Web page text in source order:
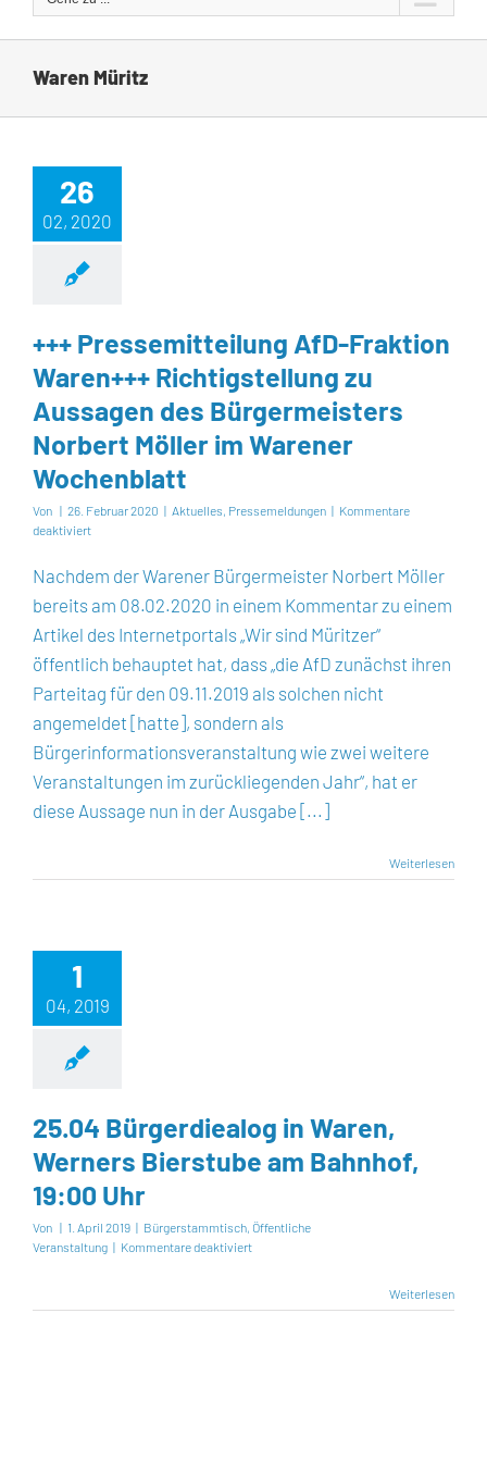
Waren Müritz
26
02, 2020
+++ Pressemitteilung AfD-Fraktion
Waren+++ Richtigstellung zu
Aussagen des Bürgermeisters
Norbert Möller im Warener
Wochenblatt
Von | 26. Februar 2020 | Aktuelles, Pressemeldungen | Kommentare
deaktiviertfür
Pressemitteilung
AfD-
Fraktion
Waren+++
Richtigstellung
zu
Aussagen
des
Bürgermeisters
Norbert
Möller
im
Wochenblatt
Nachdem der Warener Bürgermeister Norbert Möller
bereits am 08.02.2020 in einem Kommentar zu einem
Artikel des Internetportals „Wir sind Müritzer“
öffentlich behauptet hat, dass „die AfD zunächst ihren
Parteitag für den 09.11.2019 als solchen nicht
angemeldet [hatte], sondern als
Bürgerinformationsveranstaltung wie zwei weitere
Veranstaltungen im zurückliegenden Jahr“, hat er
diese Aussage nun in der Ausgabe [...]
Weiterlesen
1
04, 2019
25.04 Bürgerdiealog in Waren,
Werners Bierstube am Bahnhof,
19:00 Uhr
Von | 1. April 2019 | Bürgerstammtisch, Öffentliche
Veranstaltung | Kommentare deaktiviertfür
Weiterlesen